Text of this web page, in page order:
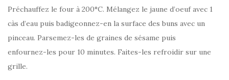
Préchauffez le four à 200°C. Mélangez le jaune d’oeuf avec 1
càs d’eau puis badigeonnez-en la surface des buns avec un
pinceau. Parsemez-les de graines de sésame puis
enfournez-les pour 10 minutes. Faites-les refroidir sur une
grille.